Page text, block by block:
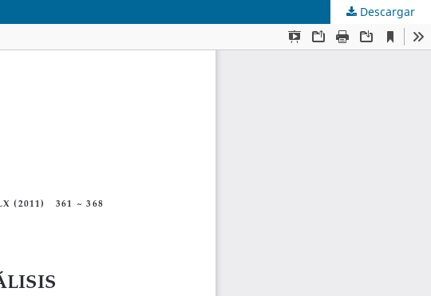
Descargar